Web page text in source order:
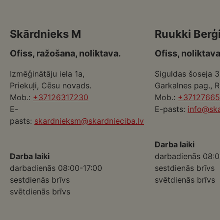
Skārdnieks M
Ofiss, ražošana, noliktava.
Izmēģinātāju iela 1a,
Priekuļi, Cēsu novads.
Mob.: +37126317230
E-
pasts: skardnieksm@skardnieciba.lv
Darba laiki
darbadienās 08:00-17:00
sestdienās brīvs
svētdienās brīvs
Ruukki Berģi
Ofiss,
Siguldas šoseja
Garkalnes pag.,
Mob.:
E-pasts:
Darba laiki
darbadienās
sestdienās brīvs
svētdienās brīvs